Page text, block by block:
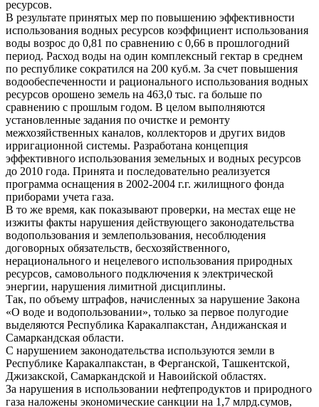
ресурсов.
В результате принятых мер по повышению эффективности
использования водных ресурсов коэффициент использования
воды возрос до 0,81 по сравнению с 0,66 в прошлогодний
период. Расход воды на один комплексный гектар в среднем
по республике сократился на 200 куб.м. За счет повышения
водообеспеченности и рационального использования водных
ресурсов орошено земель на 463,0 тыс. га больше по
сравнению с прошлым годом. В целом выполняются
установленные задания по очистке и ремонту
межхозяйственных каналов, коллекторов и других видов
ирригационной системы. Разработана концепция
эффективного использования земельных и водных ресурсов
до 2010 года. Принята и последовательно реализуется
программа оснащения в 2002-2004 г.г. жилищного фонда
приборами учета газа.
В то же время, как показывают проверки, на местах еще не
изжиты факты нарушения действующего законодательства
водопользования и землепользования, несоблюдения
договорных обязательств, бесхозяйственного,
нерационального и нецелевого использования природных
ресурсов, самовольного подключения к электрической
энергии, нарушения лимитной дисциплины.
Так, по объему штрафов, начисленных за нарушение Закона
«О воде и водопользовании», только за первое полугодие
выделяются Республика Каракалпакстан, Андижанская и
Самаркандская области.
С нарушением законодательства используются земли в
Республике Каракалпакстан, в Ферганской, Ташкентской,
Джизакской, Самаркандской и Навоийской областях.
За нарушения в использовании нефтепродуктов и природного
газа наложены экономические санкции на 1,7 млрд.сумов,